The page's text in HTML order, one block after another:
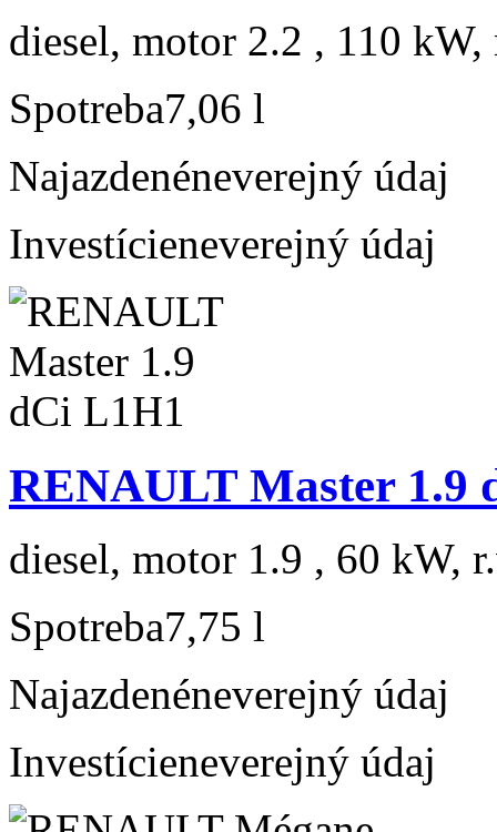
diesel, motor 2.2 , 110 kW,
Spotreba7,06 l
Najazdenéneverejný údaj
Investícieneverejný údaj
RENAULT Master 1.9
diesel, motor 1.9 , 60 kW,
Spotreba7,75 l
Najazdenéneverejný údaj
Investícieneverejný údaj